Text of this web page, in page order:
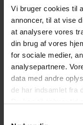
Vi bruger cookies til
annoncer, til at vise
at analysere vores
din brug af vores
for sociale medier,
analysepartnere.
data med andre
de har indsamlet fra
Der afholdes en
information se
om OK25 her
Nedenfor følger